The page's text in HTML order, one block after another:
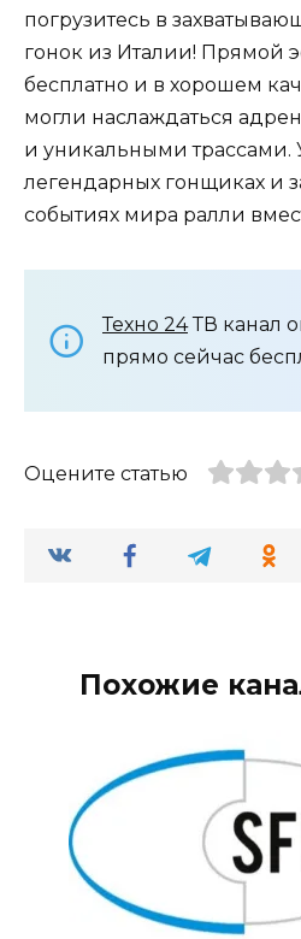
погрузитесь в
гонок из Италии! Прямой
бесплатно и в хорошем
могли наслаждаться
и уникальными трассами.
легендарных гонщиках и
событиях мира ралли
Техно 24ТВ канал
прямо сейчас
Оцените статью
Похожие